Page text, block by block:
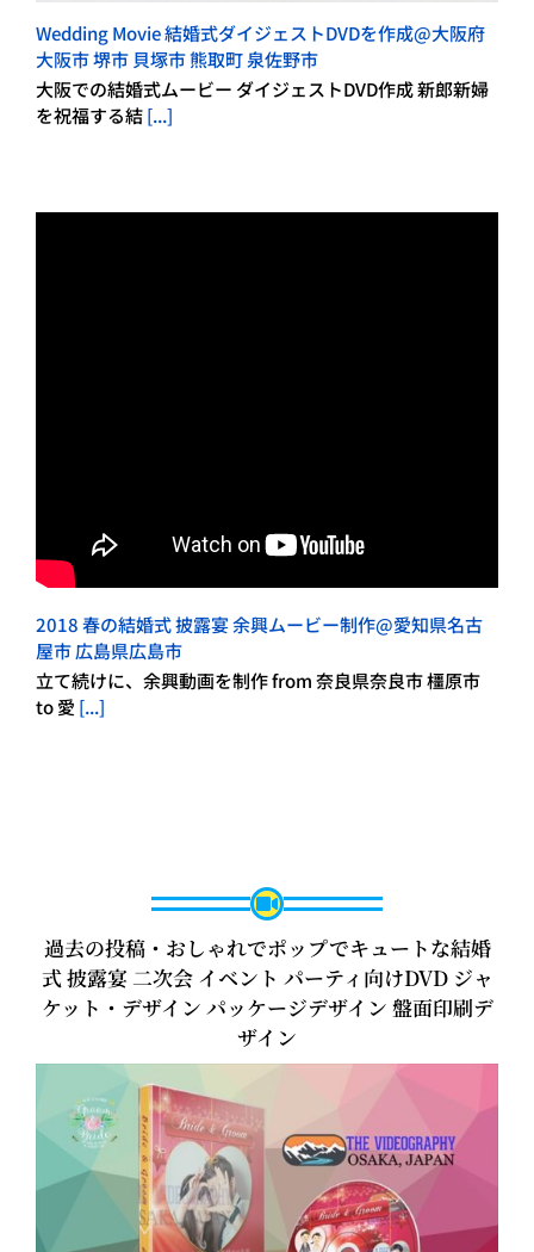
Wedding Movie 結婚式ダイジェストDVDを作成@大阪府
大阪市 堺市 貝塚市 熊取町 泉佐野市
大阪での結婚式ムービー ダイジェストDVD作成 新郎新婦
を祝福する結[...]
2018 春の結婚式 披露宴 余興ムービー制作@愛知県名古
屋市 広島県広島市
立て続けに、余興動画を制作 from 奈良県奈良市 橿原市
to 愛 [...]
過去の投稿・おしゃれでポップでキュートな結婚
式 披露宴 二次会 イベント パーティ向けDVD ジャ
ケット・デザイン パッケージデザイン 盤面印刷デ
ザイン